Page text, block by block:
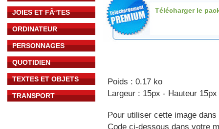
JOIES ET FÃªTES
ORDINATEUR
PERSONNAGES
QUOTIDIEN
TEXTES ET OBJETS
TRANSPORT
Télécharger le
Poids : 0.17 ko
Largeur : 15px - Hauteur 15px
Pour utiliser cette image
Code ci-dessous dans votre